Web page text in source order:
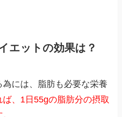
エットの効果は？
には、脂肪も必要な栄養
、1日55gの脂肪分の摂取